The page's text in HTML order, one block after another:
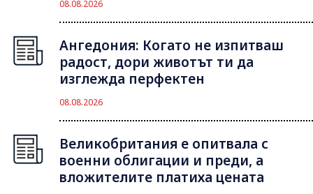
08.08.2026
Ангедония: Когато не изпитваш
радост, дори животът ти да
изглежда перфектен
08.08.2026
Великобритания е опитвала с
военни облигации и преди, а
вложителите платиха цената